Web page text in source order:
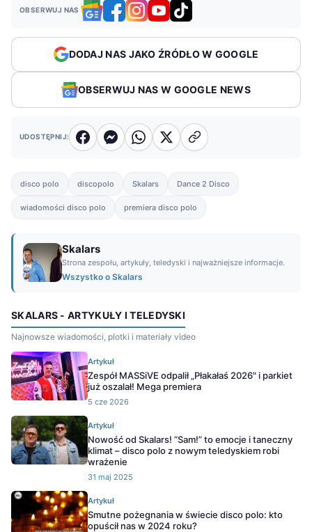
OBSERWUJ NAS
DODAJ NAS JAKO ŹRÓDŁO W GOOGLE
OBSERWUJ NAS W GOOGLE NEWS
UDOSTĘPNIJ:
disco polo discopolo Skalars Dance 2 Disco
wiadomości disco polo premiera disco polo
Skalars
Strona zespołu, artykuły, teledyski i najważniejsze informacje.
Wszystko o Skalars
SKALARS - ARTYKUŁY I TELEDYSKI
Najnowsze wiadomości, plotki i materiały video
Artykuł
Zespół MASSiVE odpalił „Płakałaś 2026" i parkiet
już oszalał! Mega premiera
5 cze 2026
Artykuł
Nowość od Skalars! ”Sam!” to emocje i taneczny
klimat – disco polo z nowym teledyskiem robi
wrażenie
31 maj 2025
Artykuł
Smutne pożegnania w świecie disco polo: kto
opuścił nas w 2024 roku?